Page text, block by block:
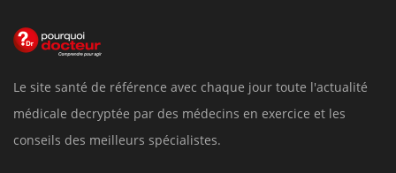
Le site santé de référence avec chaque jour toute l'actualité
médicale decryptée par des médecins en exercice et les
conseils des meilleurs spécialistes.